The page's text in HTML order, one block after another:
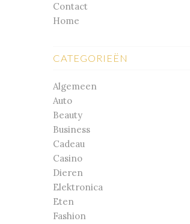
Contact
Home
CATEGORIEËN
Algemeen
Auto
Beauty
Business
Cadeau
Casino
Dieren
Elektronica
Eten
Fashion